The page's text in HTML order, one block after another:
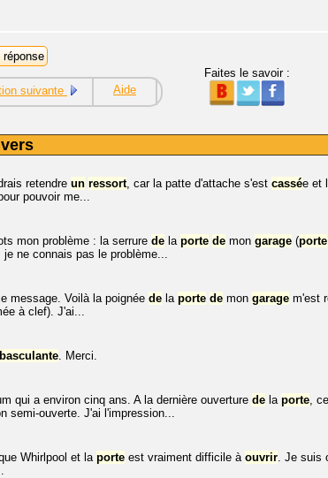
suivante Aide
Faites le savoir :
retendre un ressort, car la patte d'attache s'est cassée et
pouvoir me...
mon problème : la serrure de la porte de mon garage (porte
ne connais pas le problème...
message. Voilà la poignée de la porte de mon garage m'est
à clef). J'ai...
basculante. Merci.
qui a environ cinq ans. A la dernière ouverture de la porte,
semi-ouverte. J'ai l'impression...
Whirlpool et laporte est vraiment difficile à ouvrir. Je suis